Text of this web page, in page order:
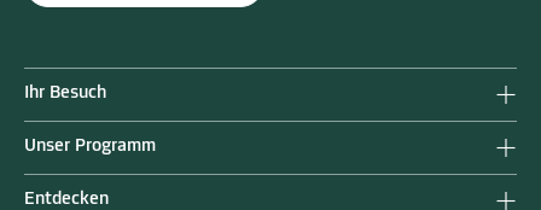
Ihr Besuch
Unser Programm
Entdecken